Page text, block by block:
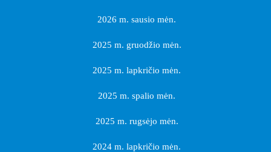
2026 m. sausio mėn.
2025 m. gruodžio mėn.
2025 m. lapkričio mėn.
2025 m. spalio mėn.
2025 m. rugsėjo mėn.
2024 m. lapkričio mėn.